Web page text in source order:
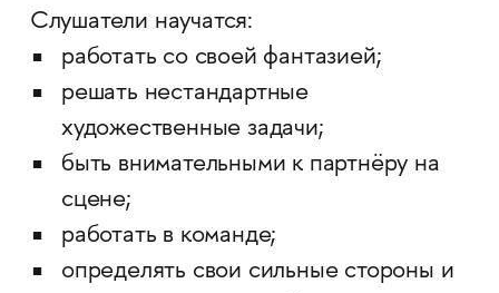
Слушатели научатся:
работать со своей фантазией;
решать нестандартные
художественные задачи;
быть внимательными к партнёру на
сцене;
работать в команде;
определять свои сильные стороны и